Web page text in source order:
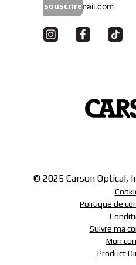
souscrire
© 2025 Carson Optical,
Politique de
Suivre ma
Mon
Product